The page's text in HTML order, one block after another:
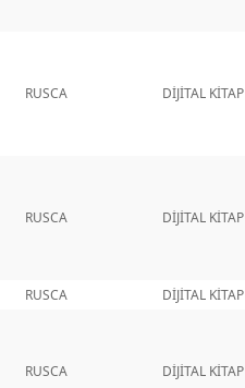
RUSCA DİJİTAL KİTAP
RUSCA DİJİTAL KİTAP
RUSCA DİJİTAL KİTAP
RUSCA DİJİTAL KİTAP